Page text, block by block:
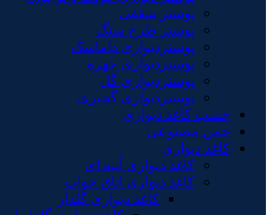
پوستر سقفی
پوستر طرح سنگ
پوستردیواری داماسک
پوستردیواری چهره
پوستردیواری گل
پوستردیواری گچبری
چسب کاغذ دیواری
چمن مصنوعی
کاغذ دیواری
کاغذ دیواری آینه ای
کاغذ دیواری اتاق خواب
کاغذ دیواری گلدار